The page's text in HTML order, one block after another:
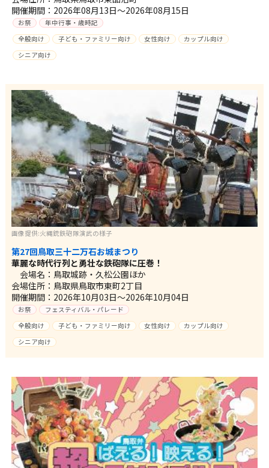
開催期間：2026年08月13日～2026年08月15日
お祭
年中行事・歳時記
全般向け
子ども・ファミリー向け 女性向け
カップル向け
シニア向け
画像提供:火縄銃鉄砲隊演武の様子
第27回鳥取三十二万石お城まつり
華麗な時代行列と勇壮な鉄砲隊に圧巻！
会場名：鳥取城跡・久松公園ほか
会場住所：鳥取県鳥取市東町2丁目
開催期間：2026年10月03日～2026年10月04日
お祭
フェスティバル・パレード
全般向け
子ども・ファミリー向け 女性向け
カップル向け
シニア向け